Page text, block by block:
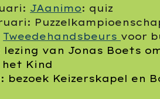
JAanimo: quiz
Tweedehandsbeurs voor
lezing van Jonas Boets
het Kind
bezoek Keizerskapel en